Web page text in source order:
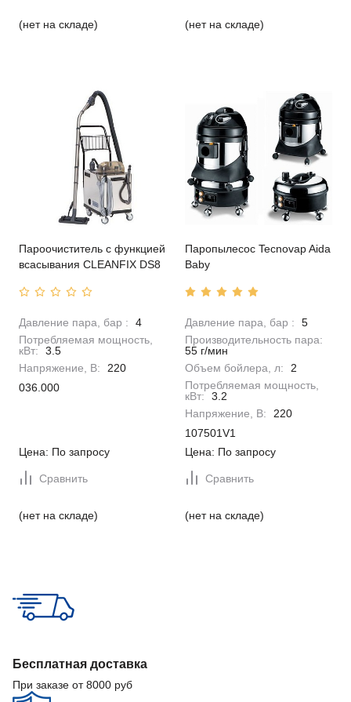
(нет на складе) (нет на складе)
Пароочиститель с функцией
всасывания CLEANFIX DS8
Давление пара, бар :
4
Потребляемая мощность,
кВт:
3.5
Напряжение, В:
220
036.000
Цена: По запросу
Сравнить
(нет на складе)
Паропылесос Tecnovap Aida
Baby
Давление пара, бар :
5
Производительность пара:
55 г/мин
Объем бойлера, л:
2
Потребляемая мощность,
кВт:
3.2
Напряжение, В:
220
107501V1
Цена: По запросу
Сравнить
(нет на складе)
Бесплатная доставка
При заказе от 8000 руб